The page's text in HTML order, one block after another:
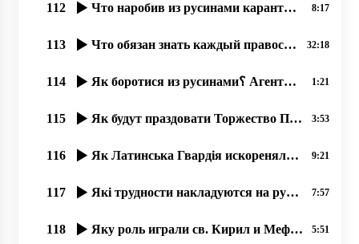
112 Что наробив из русинами карантин؟, 18.06.2020, прот Димитрий Сидор 8:17
113 Что обязан знать каждый православный о грехе Фанара и о преступлениях чиновников.Андрей Видишенко 32:18
114 Як боротися из русинами؟ Агенты-антирусины рҍшили возглавити наше движение! – Прот. Димитрій Сидор 1:21
115 Як будут праздовати Торжество Православія в Ужгородҍ؟ 3:53
116 Як Латинська Гвардія искореняла в славян Кирилицю. 9:21
117 Які трудности накладуются на русинôв в час Великого Поста؟ 7:57
118 Яку роль играли св. Кирил и Мефодій в созданіи кирилиці؟ 5:51